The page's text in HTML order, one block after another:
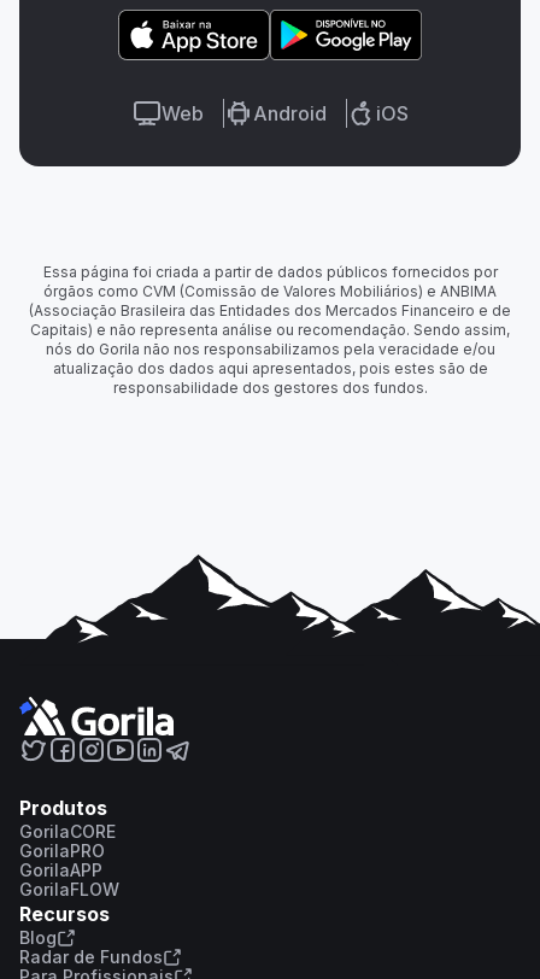
Web Android iOS
Essa página foi criada a partir de dados públicos fornecidos por
órgãos como CVM (Comissão de Valores Mobiliários) e ANBIMA
(Associação Brasileira das Entidades dos Mercados Financeiro e de
Capitais) e não representa análise ou recomendação. Sendo assim,
nós do Gorila não nos responsabilizamos pela veracidade e/ou
atualização dos dados aqui apresentados, pois estes são de
responsabilidade dos gestores dos fundos.
Produtos
GorilaCORE
GorilaPRO
GorilaAPP
GorilaFLOW
Recursos
Blog
Radar de Fundos